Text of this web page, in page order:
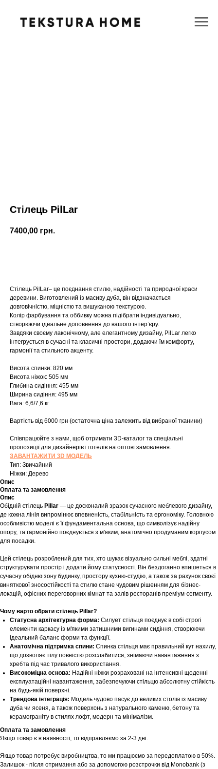
Стілець PilLar
7400,00 грн.
Стілець PilLar– це поєднання стилю, надійності та природної краси
деревини. Виготовлений із масиву дуба, він відзначається
довговічністю, міцністю та вишуканою текстурою.
Колір фарбування та оббивку можна підібрати індивідуально,
створюючи ідеальне доповнення до вашого інтер’єру.
Завдяки своєму лаконічному, але елегантному дизайну, PilLar легко
інтегрується в сучасні та класичні простори, додаючи їм комфорту,
гармонії та стильного акценту.
Висота спинки: 820 мм
Висота ніжок: 505 мм
Глибина сидіння: 455 мм
Ширина сидіння: 495 мм
Вага: 6,6/7,6 кг
Вартість від 6000 грн (остаточна ціна залежить від вибраної тканини)
Співпрацюйте з нами, щоб отримати 3D-каталог та спеціальні
пропозиції для дизайнерів і готелів на оптові замовлення.
ЗАВАНТАЖИТИ 3D МОДЕЛЬ
Тип: Звичайний
Ніжки: Дерево
Опис
Оплата та замовлення
Опис
Обідній стілець Pillar — це досконалий зразок сучасного меблевого дизайну,
де кожна лінія випромінює впевненість, стабільність та ергономіку. Головною
особливістю моделі є її фундаментальна основа, що символізує надійну
опору, та гармонійно поєднується з м'яким, анатомічно продуманим корпусом
для посадки.
Цей стілець розроблений для тих, хто шукає візуально сильні меблі, здатні
структурувати простір і додати йому статусності. Він бездоганно впишеться в
сучасну обідню зону будинку, простору кухню-студію, а також за рахунок своєї
виняткової зносостійкості та стилю стане чудовим рішенням для бізнес-
локацій, офісних переговорних кімнат та залів ресторанів преміум-сегменту.
Чому варто обрати стілець Pillar?
Статусна архітектурна форма: Силует стільця поєднує в собі строгі
елементи каркасу із м'якими затишними вигинами сидіння, створюючи
ідеальний баланс форми та функції.
Анатомічна підтримка спини: Спинка стільця має правильний кут нахилу,
що дозволяє тілу повністю розслабитися, знімаючи навантаження з
хребта під час тривалого використання.
Високоміцна основа: Надійні ніжки розраховані на інтенсивні щоденні
експлуатаційні навантаження, забезпечуючи стільцю абсолютну стійкість
на будь-якій поверхні.
Трендова інтеграція: Модель чудово пасує до великих столів із масиву
дуба чи ясеня, а також поверхонь з натурального каменю, бетону та
керамограніту в стилях лофт, модерн та мінімалізм.
Оплата та замовлення
Якщо товар є в наявності, то відправляємо за 2-3 дні.
Якщо товар потребує виробництва, то ми працюємо за передоплатою в 50%.
Залишок - після отримання або за допомогою розстрочки від Monobank (з
Шоурум
Tekstura
Заплануйте візит у простір створений
Записатися